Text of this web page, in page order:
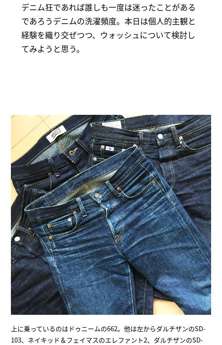
デニム狂であれば誰しも一度は迷ったことがある
であろうデニムの洗濯頻度。本日は個人的主観と
経験を織り交ぜつつ、ウォッシュについて検討し
てみようと思う。
上に乗っているのはドゥニームの662。他は左からダルチザンのSD-
103、ネイキッド＆フェイマスのエレファント2、ダルチザンのSD-